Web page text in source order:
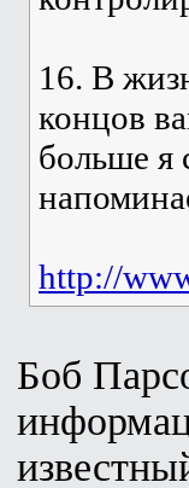
16. В
концов
больше я
http://
Боб